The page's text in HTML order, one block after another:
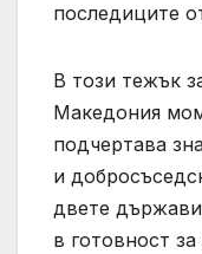
последиците
В този тежък
Македония
подчертава
и
двете
в готовност